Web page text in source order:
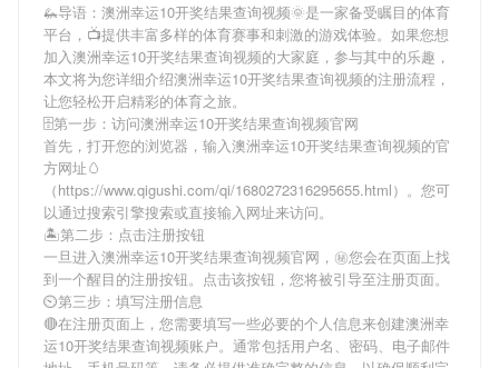
🦗导语： 澳洲幸运10开奖结果查询视频🌞是一家备受瞩目的体育
平台，📺提供丰富多样的体育赛事和刺激的游戏体验。如果您想
加入澳洲幸运10开奖结果查询视频的大家庭，参与其中的乐趣，
本文将为您详细介绍澳洲幸运10开奖结果查询视频的注册流程，
让您轻松开启精彩的体育之旅。
🗄第一步：访问澳洲幸运10开奖结果查询视频官网
首先，打开您的浏览器，输入澳洲幸运10开奖结果查询视频的官
方网址🥚
（https://www.qigushi.com/qi/1680272316295655.html）。您可
以通过搜索引擎搜索或直接输入网址来访问。
🏝第二步：点击注册按钮
一旦进入澳洲幸运10开奖结果查询视频官网，㊙您会在页面上找
到一个醒目的注册按钮。点击该按钮，您将被引导至注册页面。
⏲第三步：填写注册信息
🔴在注册页面上，您需要填写一些必要的个人信息来创建澳洲幸
运10开奖结果查询视频账户。通常包括用户名、密码、电子邮件